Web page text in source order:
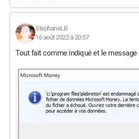
StephaneLB
16 août 2022 à 20:57
Tout fait comme indiqué et le